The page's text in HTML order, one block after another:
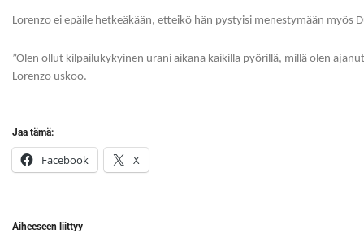
Lorenzo ei epäile hetkeäkään, etteikö hän pystyisi menestymään myös
”Olen ollut kilpailukykyinen urani aikana kaikilla pyörillä, millä olen
Lorenzo uskoo.
Jaa tämä:
Facebook X
Aiheeseen liittyy